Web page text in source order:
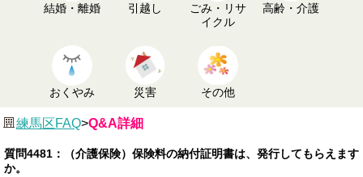
結婚・離婚 引越し
ごみ・リサ
イクル
高齢・介護
おくやみ 災害 その他
練馬区FAQ>Q&A詳細
質問4481：（介護保険）保険料の納付証明書は、発行してもらえます
か。